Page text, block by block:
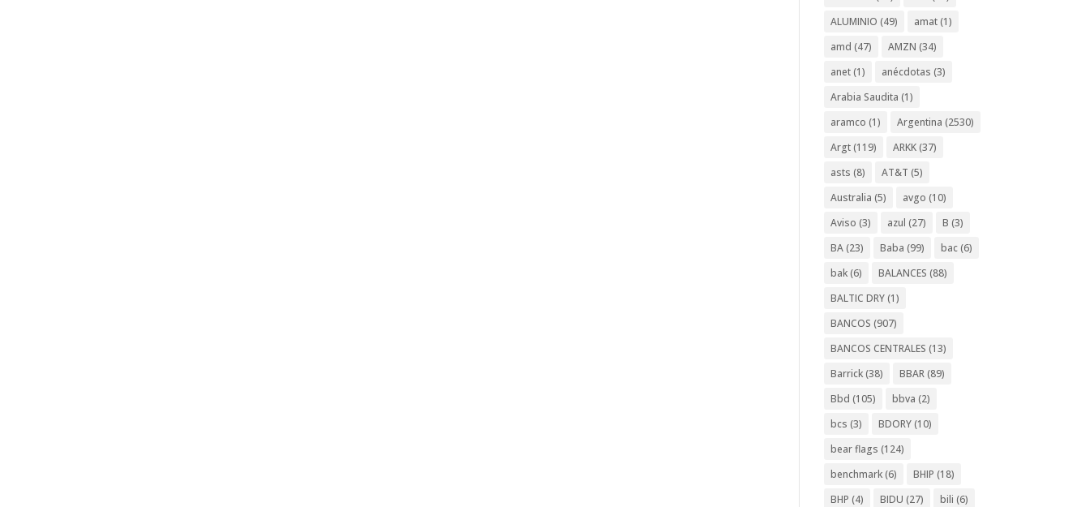
ALUMINIO (49) amat (1)
amd (47) AMZN (34)
anet (1) anécdotas (3)
Arabia Saudita (1)
aramco (1) Argentina (2530)
Argt (119) ARKK (37)
asts (8) AT&T (5)
Australia (5) avgo (10)
Aviso (3) azul (27) B (3)
BA (23) Baba (99) bac (6)
bak (6) BALANCES (88)
BALTIC DRY (1)
BANCOS (907)
BANCOS CENTRALES (13)
Barrick (38) BBAR (89)
Bbd (105) bbva (2)
bcs (3) BDORY (10)
bear flags (124)
benchmark (6) BHIP (18)
BHP (4) BIDU (27) bili (6)